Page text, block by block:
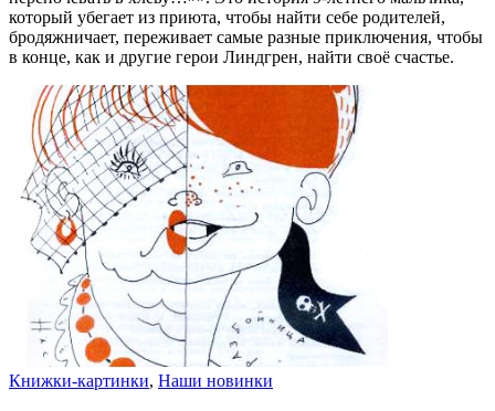
который убегает из приюта, чтобы найти себе родителей,
бродяжничает, переживает самые разные приключения, чтобы
в конце, как и другие герои Линдгрен, найти своё счастье.
Книжки-картинки, Наши новинки